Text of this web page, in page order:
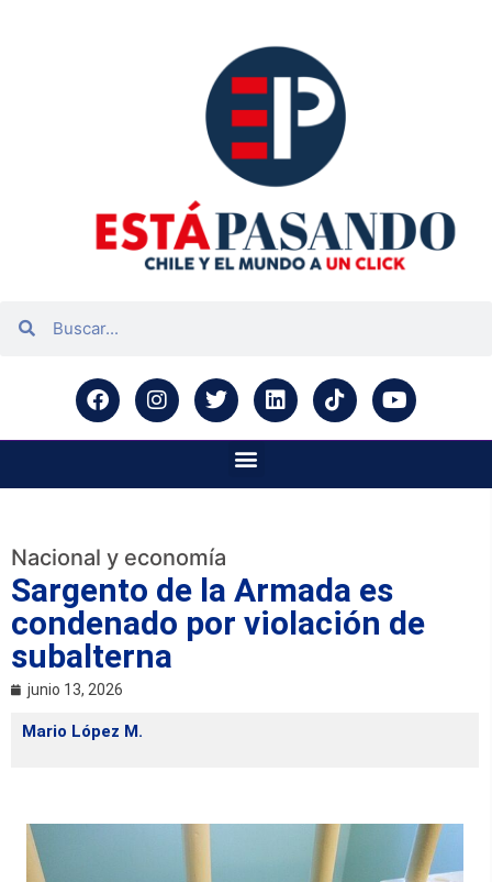
Nacional y economía
Sargento de la Armada es
condenado por violación de
subalterna
junio 13, 2026
Mario López M.